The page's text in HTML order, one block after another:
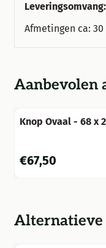
Afmetingen ca: 30
Knop Ovaal - 68 x
Prijs: 67,50
€67,50